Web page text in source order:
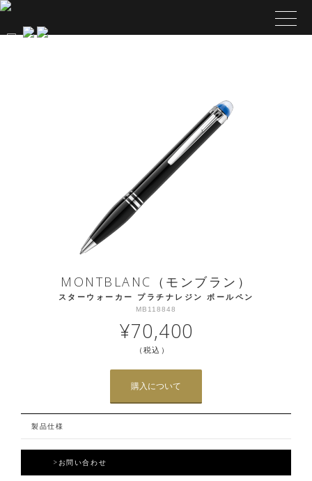
MONTBLANC（モンブラン）
スターウォーカー プラチナレジン ボールペン
MB118848
¥70,400
（税込）
購入について
製品仕様
>お問い合わせ